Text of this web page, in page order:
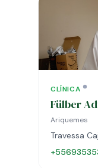
CLÍNICA
Fülber
Ariquemes
Travessa